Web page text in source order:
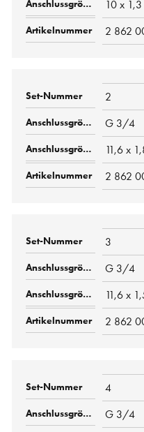
10 x
2 862
2
G 3/4
11,6 x
2 862
3
G 3/4
11,6 x
2 862
4
G 3/4